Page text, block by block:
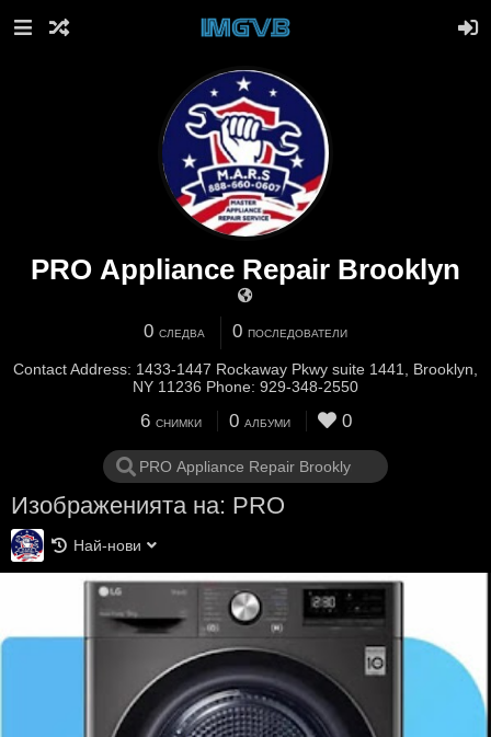
PRO Appliance Repair Brooklyn
0 СЛЕДВА 0 ПОСЛЕДОВАТЕЛИ
Contact Address: 1433-1447 Rockaway Pkwy suite 1441, Brooklyn,
NY 11236 Phone: 929-348-2550
6 СНИМКИ 0 АЛБУМИ 0
Изображенията на: PRO
Най-нови